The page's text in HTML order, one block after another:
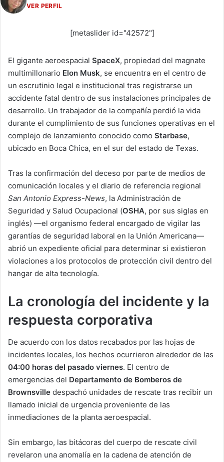
VER PERFIL
[metaslider id="42572"]
El gigante aeroespacial SpaceX, propiedad del magnate
multimillonario Elon Musk, se encuentra en el centro de
un escrutinio legal e institucional tras registrarse un
accidente fatal dentro de sus instalaciones principales de
desarrollo. Un trabajador de la compañía perdió la vida
durante el cumplimiento de sus funciones operativas en el
complejo de lanzamiento conocido como Starbase,
ubicado en Boca Chica, en el sur del estado de Texas.
Tras la confirmación del deceso por parte de medios de
comunicación locales y el diario de referencia regional
San Antonio Express-News, la Administración de
Seguridad y Salud Ocupacional (OSHA, por sus siglas en
inglés) —el organismo federal encargado de vigilar las
garantías de seguridad laboral en la Unión Americana—
abrió un expediente oficial para determinar si existieron
violaciones a los protocolos de protección civil dentro del
hangar de alta tecnología.
La cronología del incidente y la
respuesta corporativa
De acuerdo con los datos recabados por las hojas de
incidentes locales, los hechos ocurrieron alrededor de las
04:00 horas del pasado viernes. El centro de
emergencias del Departamento de Bomberos de
Brownsville despachó unidades de rescate tras recibir un
llamado inicial de urgencia proveniente de las
inmediaciones de la planta aeroespacial.
Sin embargo, las bitácoras del cuerpo de rescate civil
revelaron una anomalía en la cadena de atención de